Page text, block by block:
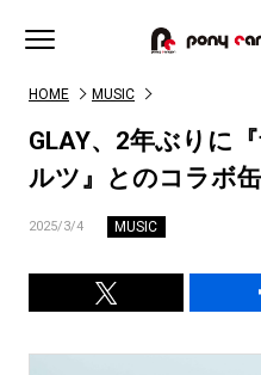
HOME MUSIC
GLAY、2年ぶりに
ルツ』とのコラボ
2025/3/4 MUSIC